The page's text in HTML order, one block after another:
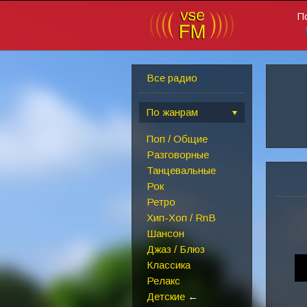
Все радио
По жанрам
Поп / Общие
Разговорные
Танцевальные
Рок
Ретро
Хип-Хоп / RnB
Шансон
Джаз / Блюз
Классика
Релакс
Детские ←